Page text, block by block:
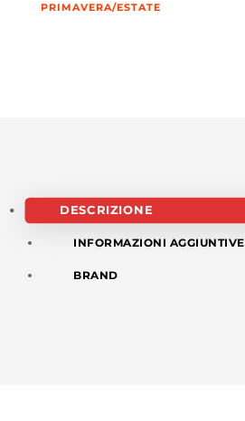
PRIMAVERA/ESTATE
DESCRIZIONE
INFORMAZIONI AGGIUNTIVE
BRAND